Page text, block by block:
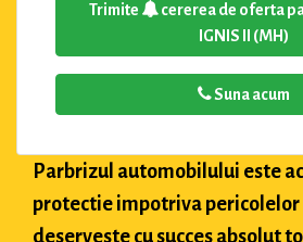
Trimite
cererea de oferta
IGNIS II (MH)
Suna acum
Parbrizul automobilului este
protectie impotriva
deserveste cu succes absolut